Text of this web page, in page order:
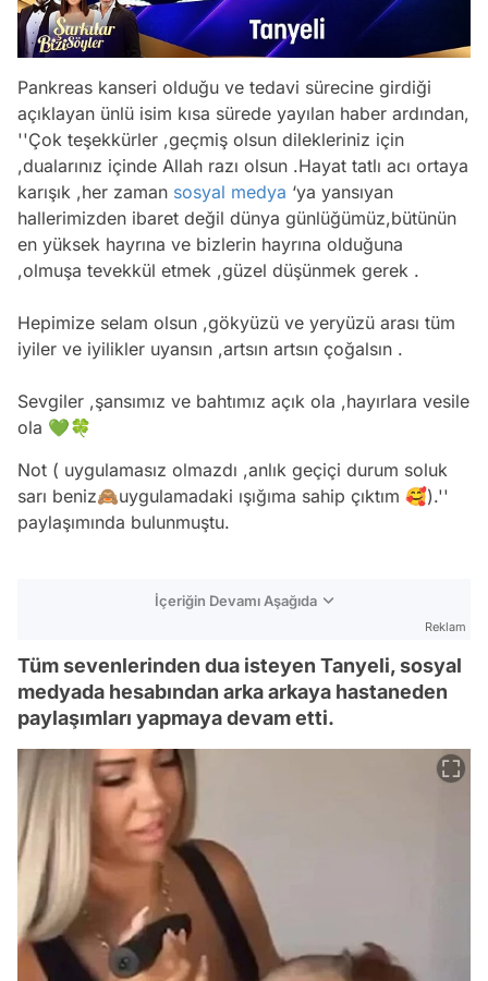
Pankreas kanseri olduğu ve tedavi sürecine girdiği
açıklayan ünlü isim kısa sürede yayılan haber ardından,
''Çok teşekkürler ,geçmiş olsun dilekleriniz için
,dualarınız içinde Allah razı olsun .Hayat tatlı acı ortaya
karışık ,her zaman sosyal medya ‘ya yansıyan
hallerimizden ibaret değil dünya günlüğümüz,bütünün
en yüksek hayrına ve bizlerin hayrına olduğuna
,olmuşa tevekkül etmek ,güzel düşünmek gerek .
Hepimize selam olsun ,gökyüzü ve yeryüzü arası tüm
iyiler ve iyilikler uyansın ,artsın artsın çoğalsın .
Sevgiler ,şansımız ve bahtımız açık ola ,hayırlara vesile
ola 💚🍀
Not ( uygulamasız olmazdı ,anlık geçiçi durum soluk
sarı beniz🙈uygulamadaki ışığıma sahip çıktım 🥰).''
paylaşımında bulunmuştu.
İçeriğin Devamı Aşağıda
Reklam
Tüm sevenlerinden dua isteyen Tanyeli, sosyal
medyada hesabından arka arkaya hastaneden
paylaşımları yapmaya devam etti.